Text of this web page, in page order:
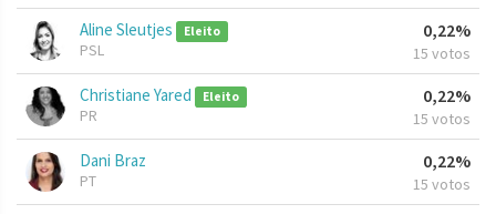
Aline Sleutjes Eleito
PSL
0,22%
15 votos
Christiane Yared Eleito
PR
0,22%
15 votos
Dani Braz
PT
0,22%
15 votos